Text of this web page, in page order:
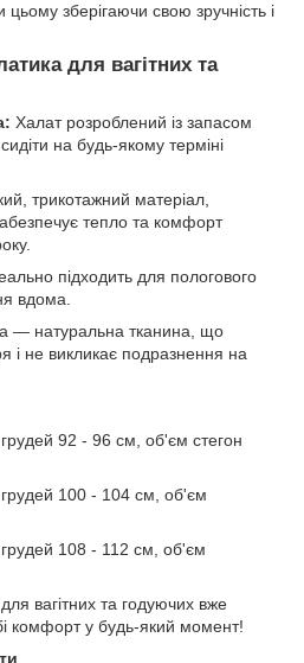
зберігаючи свою зручність і
для вагітних та
Халат розроблений із запасом
на будь-якому терміні
трикотажний матеріал,
тепло та комфорт
підходить для пологового
вдома.
— натуральна тканина, що
і не викликає подразнення на
92 - 96 см, об'єм стегон
100 - 104 см, об'єм
108 - 112 см, об'єм
вагітних та годуючих вже
комфорт у будь-який момент!